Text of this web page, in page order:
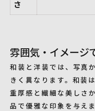
さ
雰囲気・イメージ
和装と洋装では、写真
きく異なります。和装
重厚感と繊細な美しさ
品で優雅な印象を与え